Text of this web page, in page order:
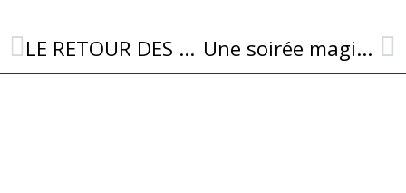
LE RETOUR DES BALLADES MUSICALES DE COMBRET Une soirée magique en perspective ce samedi 20 Août à l’église St Jean-Baptiste